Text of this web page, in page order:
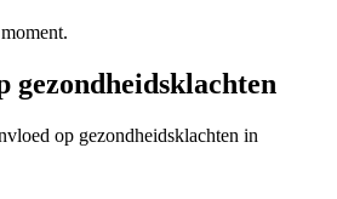
gezondheidsklachten
op gezondheidsklachten in